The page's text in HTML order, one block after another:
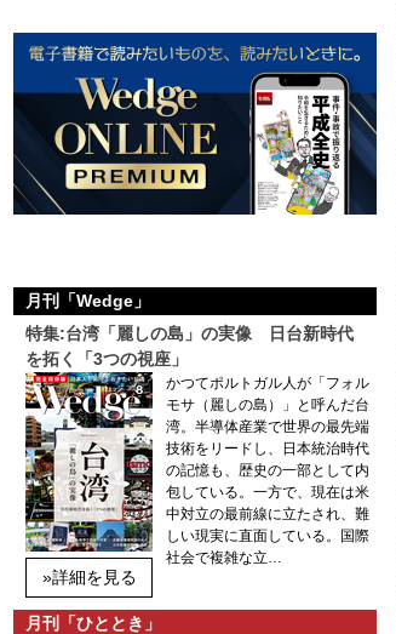
月刊「Wedge」
特集:台湾「麗しの島」の実像 日台新時代
を拓く「3つの視座」
»詳細を見る
かつてポルトガル人が「フォル
モサ（麗しの島）」と呼んだ台
湾。半導体産業で世界の最先端
技術をリードし、日本統治時代
の記憶も、歴史の一部として内
包している。一方で、現在は米
中対立の最前線に立たされ、難
しい現実に直面している。国際
社会で複雑な立…
月刊「ひととき」